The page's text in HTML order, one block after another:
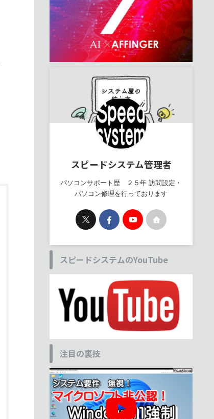
スピードシステム管理者
パソコンサポート歴 ２５年 訪問設定・
パソコン修理を行っております
スピードシステムのYouTube
注目の裏技